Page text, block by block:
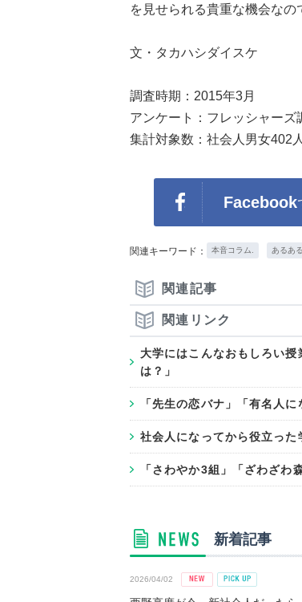
を見せられる貴重な機会なの
文・タカハシダイスケ
調査時期：2015年3月
アンケート：フレッシャーズ
集計対象数：社会人男女402
Facebook
関連キーワード： 本音コラム. あるある
関連記事
関連リンク
大学にはこんなおもしろい
は？」
「先生の恋バナ」「有名人
社会人になってから役立っ
「さわやか3組」「ざわざわ
新着記事
2026/04/02